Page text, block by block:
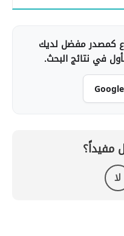
كمصدر مفضل لديك
في نتائج البحث.
مفيداً؟
لا